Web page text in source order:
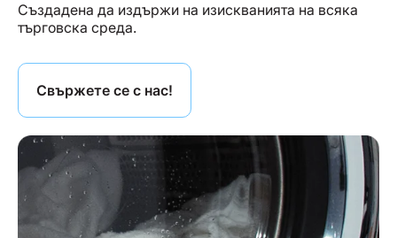
Създадена да издържи на изискванията на всяка
търговска среда.
Свържете се с нас!